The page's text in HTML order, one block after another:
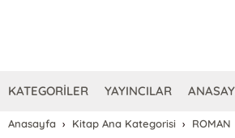
KATEGORİLER YAYINCILAR
Anasayfa Kitap Ana Kategorisi ROMAN